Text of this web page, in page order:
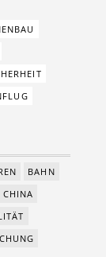
BAHN
CHINA